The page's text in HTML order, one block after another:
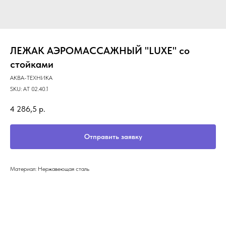
ЛЕЖАК АЭРОМАССАЖНЫЙ "LUXE" со
стойками
АКВА-ТЕХНИКА
SKU: АТ 02.40.1
4 286,5 р.
Отправить заявку
Материал: Нержавеющая сталь